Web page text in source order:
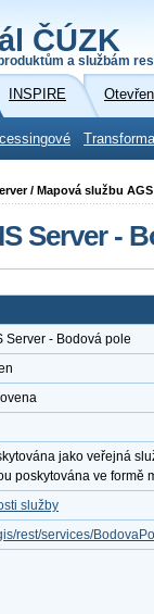
ČÚZK
a službám
INSPIRE
/ Mapová službu
Server -
Server - Bodová pole
jako veřejná
poskytována ve formě
služby
rest/services/